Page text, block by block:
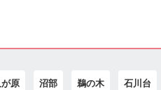
原 沼部 鵜の木 石川台